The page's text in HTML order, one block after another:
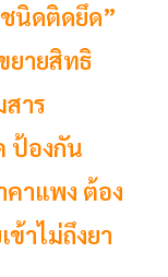
นิดติดยึด”
ยายสิทธิ
าร
ป้องกัน
คาแพง ต้อง
าไม่ถึงยา